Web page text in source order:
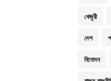
খেজুরী
দেশ
বিনোদন